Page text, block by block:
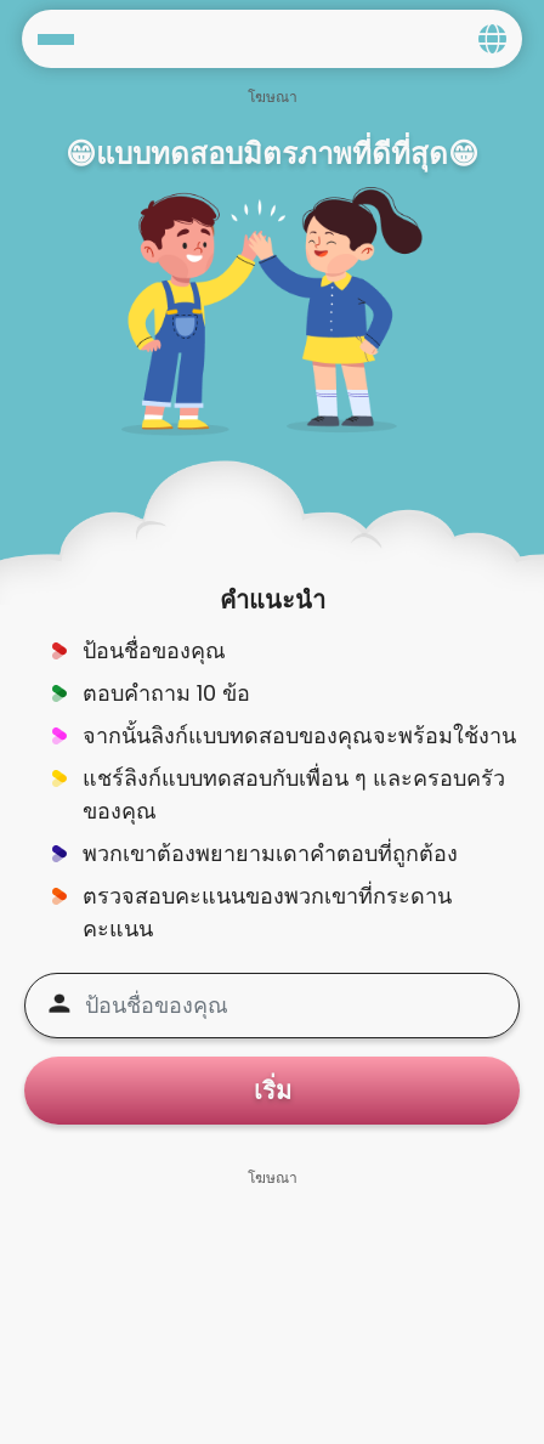
Home
Social
Privacy
FAQ's
Terms & Conditions
😁แบบทดสอบมิตรภาพที่ดีที่สุด😁
คำแนะนำ
ป้อนชื่อของคุณ
ตอบคำถาม 10 ข้อ
จากนั้นลิงก์แบบทดสอบของคุณจะพร้อมใช้งาน
แชร์ลิงก์แบบทดสอบกับเพื่อน ๆ และครอบครัว
ของคุณ
พวกเขาต้องพยายามเดาคำตอบที่ถูกต้อง
ตรวจสอบคะแนนของพวกเขาที่กระดาน
คะแนน
เริ่ม